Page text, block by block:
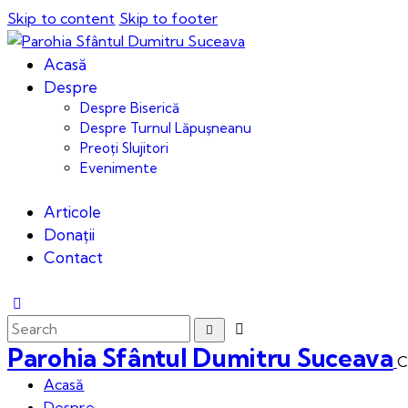
Skip to content Skip to footer
Acasă
Despre
Despre Biserică
Despre Turnul Lăpușneanu
Preoți Slujitori
Evenimente
Articole
Donații
Contact
Parohia Sfântul Dumitru Suceava
Acasă